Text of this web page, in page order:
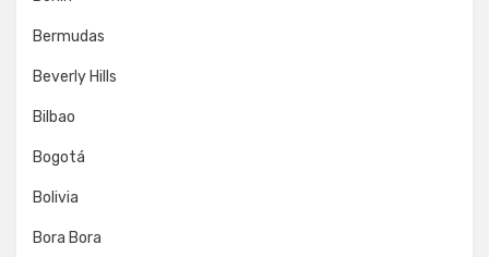
Bermudas
Beverly Hills
Bilbao
Bogotá
Bolivia
Bora Bora